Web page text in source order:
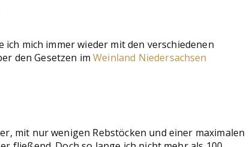
mich immer wieder mit den verschiedenen
den Gesetzen imWeinland Niedersachsen
mit nur wenigen Rebstöcken und einer maximalen